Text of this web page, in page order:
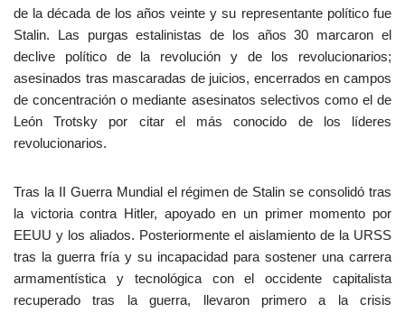
de la década de los años veinte y su representante político fue
Stalin. Las purgas estalinistas de los años 30 marcaron el
declive político de la revolución y de los revolucionarios;
asesinados tras mascaradas de juicios, encerrados en campos
de concentración o mediante asesinatos selectivos como el de
León Trotsky por citar el más conocido de los líderes
revolucionarios.
Tras la II Guerra Mundial el régimen de Stalin se consolidó tras
la victoria contra Hitler, apoyado en un primer momento por
EEUU y los aliados. Posteriormente el aislamiento de la URSS
tras la guerra fría y su incapacidad para sostener una carrera
armamentística y tecnológica con el occidente capitalista
recuperado tras la guerra, llevaron primero a la crisis